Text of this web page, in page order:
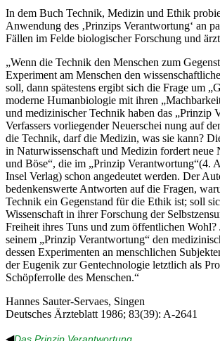
In dem Buch Technik, Medizin und Ethik
Anwendung des ‚Prinzips Verantwortung‘ an
Fällen im Felde biologischer Forschung und
„Wenn die Technik den Menschen zum
Experiment am Menschen den
soll, dann spätestens ergibt sich die Frage um
moderne Humanbiologie mit ihren
und medizinischer Technik haben das „Prinzip
Verfassers vorliegender Neuerschei nung auf
die Technik, darf die Medizin, was sie kann?
in Naturwissenschaft und Medizin fordert neue
und Böse“, die im „Prinzip Verantwortung“(4.
Insel Verlag) schon angedeutet werden. Der
bedenkenswerte Antworten auf die Fragen,
Technik ein Gegenstand für die Ethik ist; soll
Wissenschaft in ihrer Forschung der
Freiheit ihres Tuns und zum öffentlichen Wohl?
seinem „Prinzip Verantwortung“ den
dessen Experimenten an menschlichen
der Eugenik zur Gentechnologie letztlich als
Schöpferrolle des Menschen.“
Hannes Sauter-Servaes, Singen
Deutsches Ärzteblatt 1986; 83(39): A-2641
◀Das Prinzip Verantwortung